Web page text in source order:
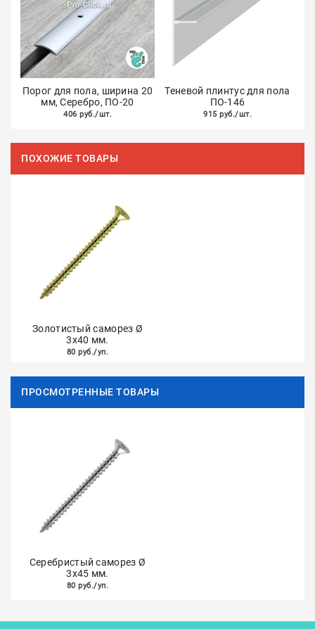
Порог для пола, ширина 20
мм, Серебро, ПО-20
406 руб./шт.
Теневой плинтус для пола
ПО-146
915 руб./шт.
ПОХОЖИЕ ТОВАРЫ
Золотистый саморез Ø
3х40 мм.
80 руб./уп.
ПРОСМОТРЕННЫЕ ТОВАРЫ
Серебристый саморез Ø
3х45 мм.
80 руб./уп.